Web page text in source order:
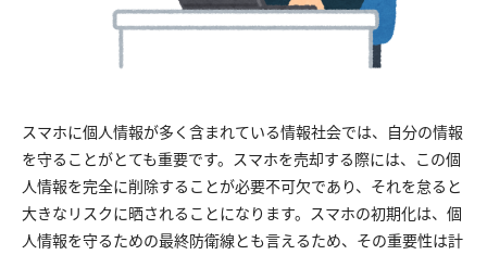
スマホに個人情報が多く含まれている情報社会では、自分の情報
を守ることがとても重要です。スマホを売却する際には、この個
人情報を完全に削除することが必要不可欠であり、それを怠ると
大きなリスクに晒されることになります。スマホの初期化は、個
人情報を守るための最終防衛線とも言えるため、その重要性は計